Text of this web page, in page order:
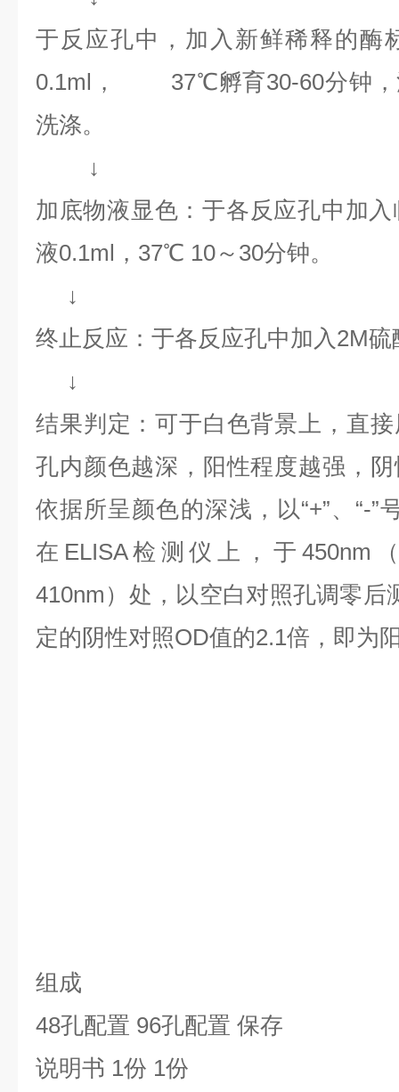
于反应孔中，加入新鲜稀释的酶
0.1ml， 37℃孵育30-60分钟，
洗涤。
↓
加底物液显色：于各反应孔中加
液0.1ml，37℃ 10～30分钟。
↓
终止反应：于各反应孔中加入2M硫
↓
结果判定：可于白色背景上，直
孔内颜色越深，阳性程度越强，
依据所呈颜色的深浅，以“+”、“-”
在ELISA检测仪上，于450nm
410nm）处，以空白对照孔调零后
定的阴性对照OD值的2.1倍，即为
组成
48孔配置 96孔配置 保存
说明书 1份 1份